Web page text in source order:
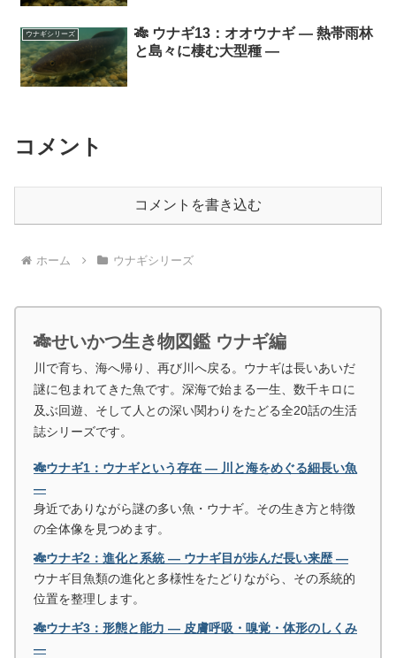
ウナギシリーズ
🎋 ウナギ13：オオウナギ ― 熱帯雨林
と島々に棲む大型種 ―
コメント
コメントを書き込む
ホーム ウナギシリーズ
🎋せいかつ生き物図鑑 ウナギ編
川で育ち、海へ帰り、再び川へ戻る。ウナギは長いあいだ
謎に包まれてきた魚です。深海で始まる一生、数千キロに
及ぶ回遊、そして人との深い関わりをたどる全20話の生活
誌シリーズです。
🎋ウナギ1：ウナギという存在 ― 川と海をめぐる細長い魚
―
身近でありながら謎の多い魚・ウナギ。その生き方と特徴
の全体像を見つめます。
🎋ウナギ2：進化と系統 ― ウナギ目が歩んだ長い来歴 ―
ウナギ目魚類の進化と多様性をたどりながら、その系統的
位置を整理します。
🎋ウナギ3：形態と能力 ― 皮膚呼吸・嗅覚・体形のしくみ
―